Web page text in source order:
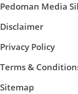
Pedoman Media
Disclaimer
Privacy Policy
Terms &
Sitemap